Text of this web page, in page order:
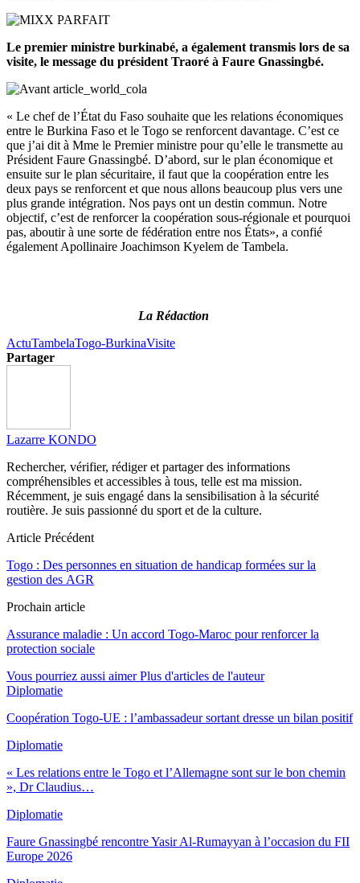
Le premier ministre burkinabé, a également transmis lors de sa
visite, le message du président Traoré à Faure Gnassingbé.
« Le chef de l’État du Faso souhaite que les relations économiques
entre le Burkina Faso et le Togo se renforcent davantage. C’est ce
que j’ai dit à Mme le Premier ministre pour qu’elle le transmette au
Président Faure Gnassingbé. D’abord, sur le plan économique et
ensuite sur le plan sécuritaire, il faut que la coopération entre les
deux pays se renforcent et que nous allons beaucoup plus vers une
plus grande intégration. Nos pays ont un destin commun. Notre
objectif, c’est de renforcer la coopération sous-régionale et pourquoi
pas, aboutir à une sorte de fédération entre nos États», a confié
également Apollinaire Joachimson Kyelem de Tambela.
La Rédaction
ActuTambelaTogo-BurkinaVisite
Partager
Lazarre KONDO
Rechercher, vérifier, rédiger et partager des informations
compréhensibles et accessibles à tous, telle est ma mission.
Récemment, je suis engagé dans la sensibilisation à la sécurité
routière. Je suis passionné du sport et de la culture.
Article Précédent
Togo : Des personnes en situation de handicap formées sur la
gestion des AGR
Prochain article
Assurance maladie : Un accord Togo-Maroc pour renforcer la
protection sociale
Vous pourriez aussi aimer Plus d'articles de l'auteur
Diplomatie
Coopération Togo-UE : l’ambassadeur sortant dresse un bilan positif
Diplomatie
« Les relations entre le Togo et l’Allemagne sont sur le bon chemin
», Dr Claudius…
Diplomatie
Faure Gnassingbé rencontre Yasir Al-Rumayyan à l’occasion du FII
Europe 2026